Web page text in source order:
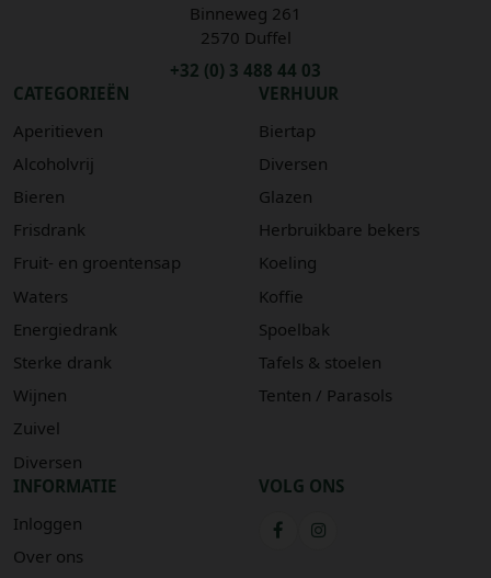
Binneweg 261
2570 Duffel
+32 (0) 3 488 44 03
CATEGORIEËN
Aperitieven
Alcoholvrij
Bieren
Frisdrank
Fruit- en groentensap
Waters
Energiedrank
Sterke drank
Wijnen
Zuivel
Diversen
VERHUUR
Biertap
Diversen
Glazen
Herbruikbare bekers
Koeling
Koffie
Spoelbak
Tafels & stoelen
Tenten / Parasols
INFORMATIE
Inloggen
Over ons
VOLG ONS